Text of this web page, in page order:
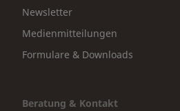
Newsletter
Medienmitteilungen
Formulare & Downloads
Beratung & Kontakt